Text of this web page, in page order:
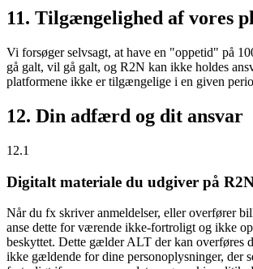
11. Tilgængelighed af vores
Vi forsøger selvsagt, at have en "oppetid" på
gå galt, vil gå galt, og R2N kan ikke holdes
platformene ikke er tilgængelige i en given
12. Din adfærd og dit ansvar
12.1
Digitalt materiale du udgiver på
Når du fx skriver anmeldelser, eller overfører
anse dette for værende ikke-fortroligt og ikke
beskyttet. Dette gælder ALT der kan overføres
ikke gældende for dine personoplysninger, der